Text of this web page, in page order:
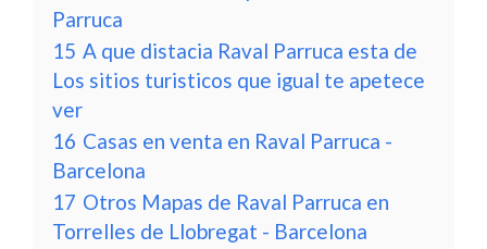
Parruca
15 A que distacia Raval Parruca esta de
Los sitios turisticos que igual te apetece
ver
16 Casas en venta en Raval Parruca -
Barcelona
17 Otros Mapas de Raval Parruca en
Torrelles de Llobregat - Barcelona